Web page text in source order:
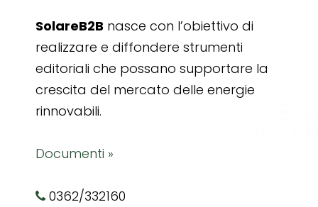
SolareB2B nasce con l’obiettivo di
realizzare e diffondere strumenti
editoriali che possano supportare la
crescita del mercato delle energie
rinnovabili.
Documenti »
0362/332160